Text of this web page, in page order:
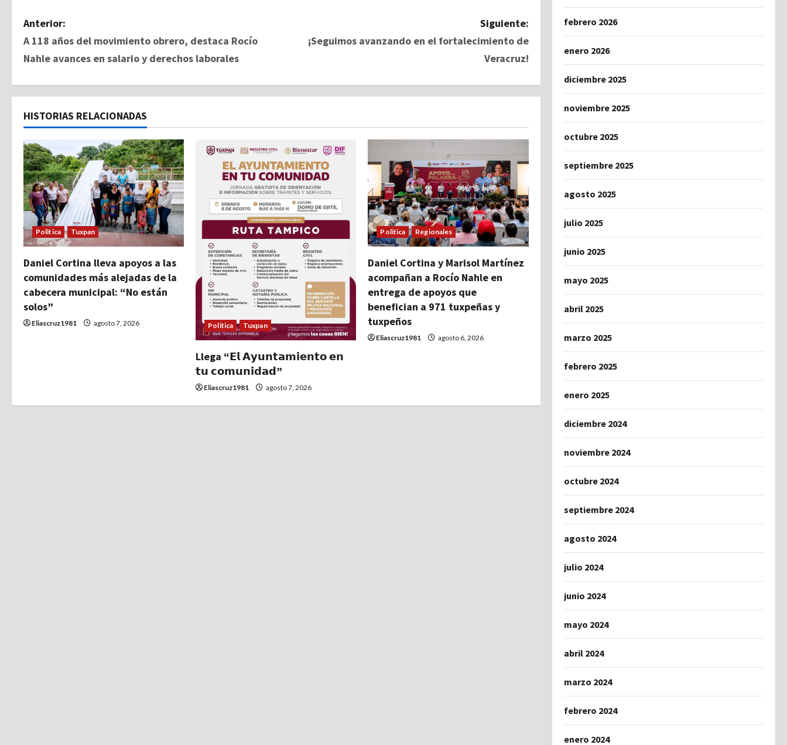
N
a
e
g
a
c
i
ó
n
d
e
e
Anterior:
A 118 años del movimiento obrero, destaca Rocío
Nahle avances en salario y derechos laborales
Siguiente:
¡Seguimos avanzando en el fortalecimiento de
Veracruz!
HISTORIAS RELACIONADAS
Politica Tuxpan
Daniel Cortina lleva apoyos a las
comunidades más alejadas de la
cabecera municipal: “No están
solos”
Eliascruz1981 agosto 7, 2026 Politica Tuxpan
Llega “𝗘𝗹 𝗔𝘆𝘂𝗻𝘁𝗮𝗺𝗶𝗲𝗻𝘁𝗼 𝗲𝗻
𝘁𝘂 𝗰𝗼𝗺𝘂𝗻𝗶𝗱𝗮𝗱”
Eliascruz1981 agosto 7, 2026
Politica Regionales
Daniel Cortina y Marisol Martínez
acompañan a Rocío Nahle en
entrega de apoyos que
benefician a 971 tuxpeñas y
tuxpeños
Eliascruz1981 agosto 6, 2026
febrero 2026
enero 2026
diciembre 2025
noviembre 2025
octubre 2025
septiembre 2025
agosto 2025
julio 2025
junio 2025
mayo 2025
abril 2025
marzo 2025
febrero 2025
enero 2025
diciembre 2024
noviembre 2024
octubre 2024
septiembre 2024
agosto 2024
julio 2024
junio 2024
mayo 2024
abril 2024
marzo 2024
febrero 2024
enero 2024